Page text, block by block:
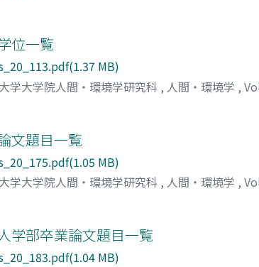
ため, 建設を推進する賛成派住民が, 当該係争地
によって登記されている土地である. このよう
検証することによって, 記名共有登記制度が入会
的である.
位一覧
MB)
学大学院人間・環境学研究科 , 人間・環境学 ,
文題目一覧
MB)
学大学院人間・環境学研究科 , 人間・環境学 ,
学部卒業論文題目一覧
MB)